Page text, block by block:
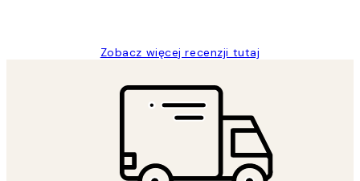
Zobacz więcej recenzji tutaj